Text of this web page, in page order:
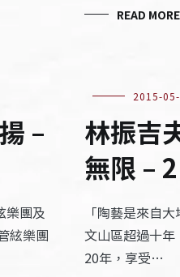
READ MORE
–
樂團及
絃樂團
2015-
林振吉
無限 –
「陶藝是來自
文山區超過十
20年，享受…